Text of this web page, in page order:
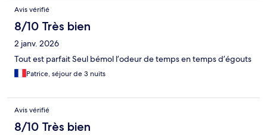
Avis vérifié
8/10 Très bien
2 janv. 2026
Tout est parfait Seul bémol l’odeur de temps en temps d’égouts
Patrice, séjour de 3 nuits
Avis vérifié
8/10 Très bien